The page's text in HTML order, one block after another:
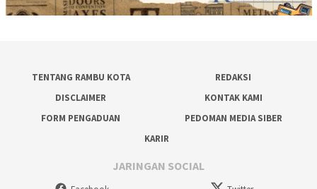
TENTANG RAMBU KOTA
REDAKSI
DISCLAIMER
KONTAK KAMI
FORM PENGADUAN
PEDOMAN MEDIA SIBER
KARIR
JARINGAN SOCIAL